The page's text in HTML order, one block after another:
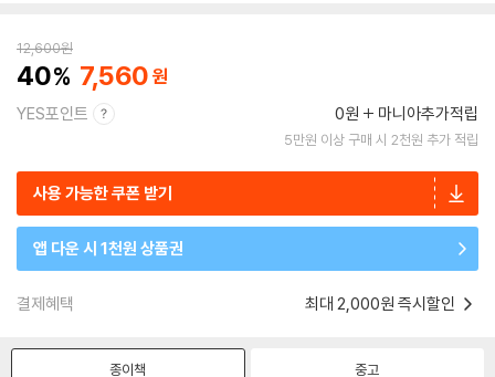
12,600원
40 7,560
YES포인트 0원 마니아추가적립
5만원 이상 구매 시 2천원 추가 적립
사용 가능한 쿠폰 받기
앱 다운 시 1천원 상품권
결제혜택 최대 2,000원 즉시할인
종이책 중고